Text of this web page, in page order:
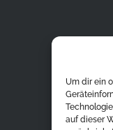
Um dir ein
auf dieser